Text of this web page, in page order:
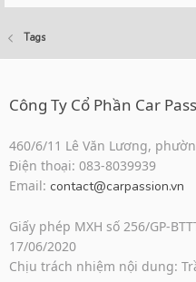
Tags
Công Ty Cổ Phần Car
460/6/11 Lê Văn Lương,
Điện thoại: 083-8039939
Email: contact@carpassion.vn
Giấy phép MXH số 256/GP-
17/06/2020
Chịu trách nhiệm nội dung: